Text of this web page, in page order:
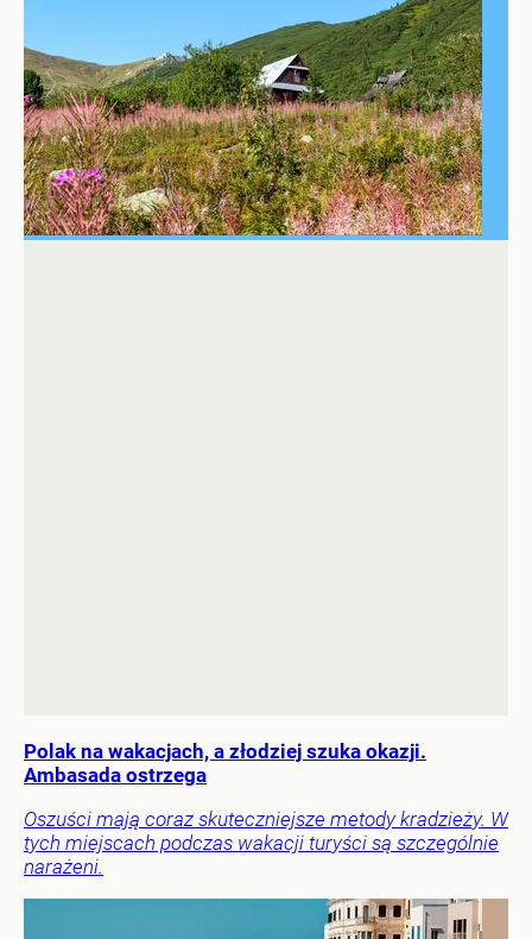
Polak na wakacjach, a złodziej szuka okazji.
Ambasada ostrzega
Oszuści mają coraz skuteczniejsze metody kradzieży. W
tych miejscach podczas wakacji turyści są szczególnie
narażeni.